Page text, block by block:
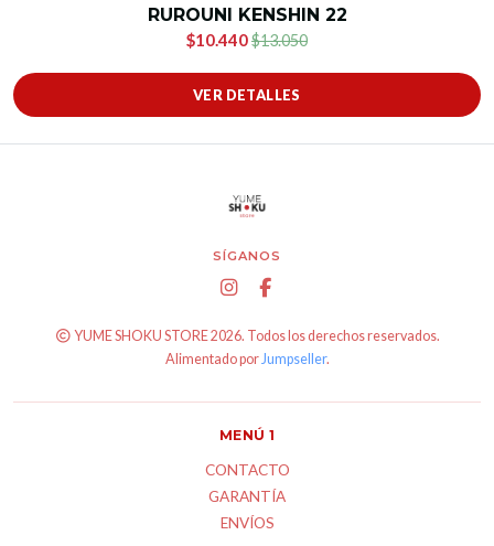
RUROUNI KENSHIN 22
$10.440$13.050
VER DETALLES
SÍGANOS
YUME SHOKU STORE 2026. Todos los derechos reservados.
Alimentado porJumpseller.
MENÚ 1
CONTACTO
GARANTÍA
ENVÍOS